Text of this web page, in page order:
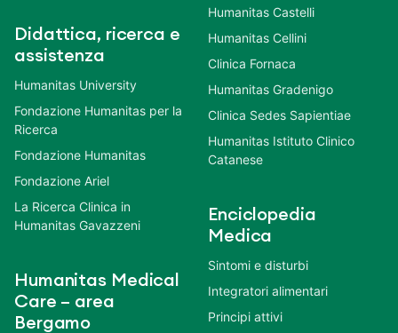
Didattica, ricerca e
assistenza
Humanitas University
Fondazione Humanitas per la
Ricerca
Fondazione Humanitas
Fondazione Ariel
La Ricerca Clinica in
Humanitas Gavazzeni
Humanitas Medical
Care – area
Bergamo
Humanitas Castelli
Humanitas Cellini
Clinica Fornaca
Humanitas Gradenigo
Clinica Sedes Sapientiae
Humanitas Istituto Clinico
Catanese
Enciclopedia
Medica
Sintomi e disturbi
Integratori alimentari
Principi attivi